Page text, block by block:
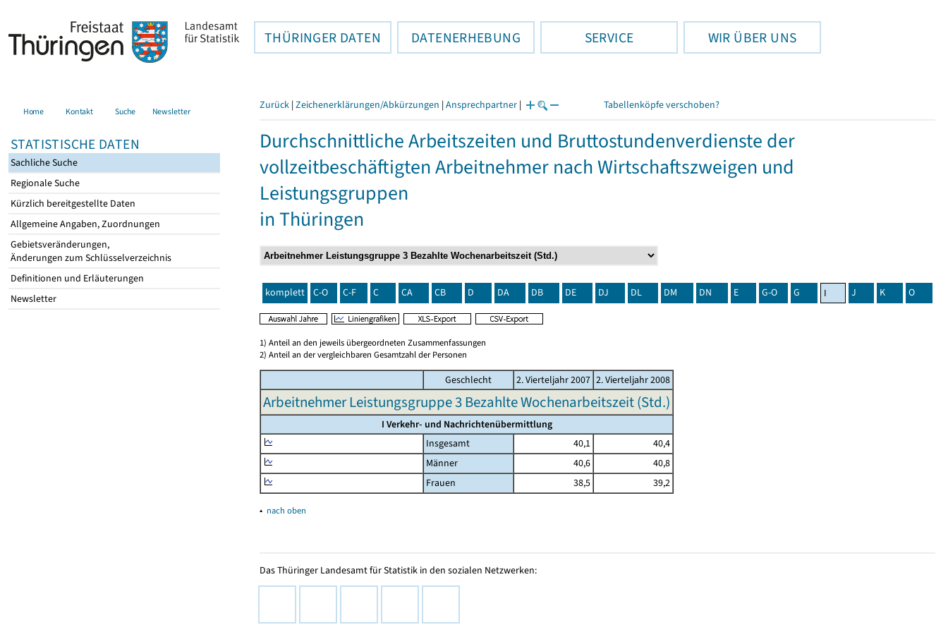
THÜRINGER DATEN DATENERHEBUNG SERVICE WIR ÜBER UNS
Home Kontakt Suche Newsletter
STATISTISCHE DATEN
Sachliche Suche
Regionale Suche
Kürzlich bereitgestellte Daten
Allgemeine Angaben, Zuordnungen
Gebietsveränderungen,
Änderungen zum Schlüsselverzeichnis
Definitionen und Erläuterungen
Newsletter
Zurück | Zeichenerklärungen/Abkürzungen | Ansprechpartner | Tabellenköpfe verschoben?
Durchschnittliche Arbeitszeiten und Bruttostundenverdienste der
vollzeitbeschäftigten Arbeitnehmer nach Wirtschaftszweigen und
Leistungsgruppen
in Thüringen
komplett C-O C-F C CA CB D DA DB DE DJ DL DM DN E G-O G I J K O
1) Anteil an den jeweils übergeordneten Zusammenfassungen
2) Anteil an der vergleichbaren Gesamtzahl der Personen
Geschlecht 2. Vierteljahr 2007 2. Vierteljahr 2008
Arbeitnehmer Leistungsgruppe 3 Bezahlte Wochenarbeitszeit (Std.)
I Verkehr- und Nachrichtenübermittlung
Insgesamt
40,1
40,4
Männer
40,6
40,8
Frauen
38,5 39,2
▴ nach oben
Das Thüringer Landesamt für Statistik in den sozialen Netzwerken: